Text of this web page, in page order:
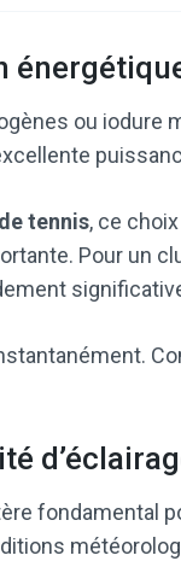
ou iodure
tennis, ce
Pour un
fondamental